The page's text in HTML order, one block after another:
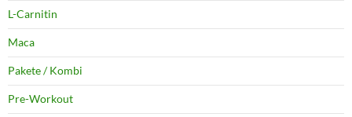
L-Carnitin
Maca
Pakete / Kombi
Pre-Workout